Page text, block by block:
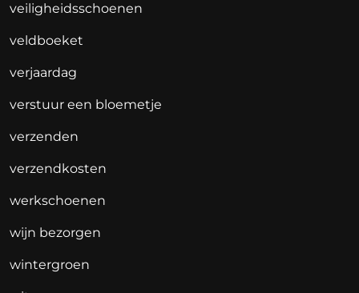
veiligheidsschoenen
veldboeket
verjaardag
verstuur een bloemetje
verzenden
verzendkosten
werkschoenen
wijn bezorgen
wintergroen